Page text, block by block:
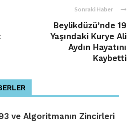
Sonraki Haber
Beylikdüzü’nde 19
Yaşındaki Kurye Ali
Aydın Hayatını
Kaybetti
ve Algoritmanın Zincirleri